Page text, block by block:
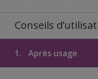
Conseils
1. Après usage